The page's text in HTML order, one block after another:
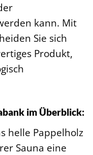
kann. Mit
Sie sich
Produkt,
im Überblick:
helle Pappelholz
Sauna eine